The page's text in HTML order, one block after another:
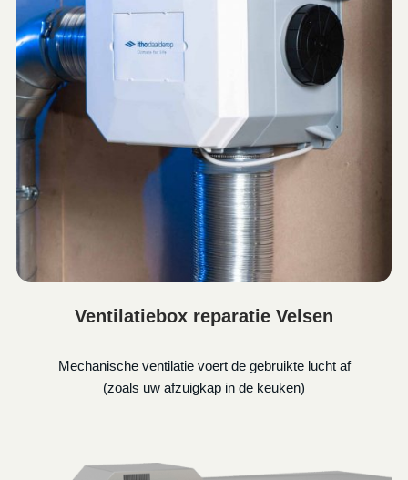
Ventilatiebox reparatie Velsen
Mechanische ventilatie voert de gebruikte lucht af
(zoals uw afzuigkap in de keuken)